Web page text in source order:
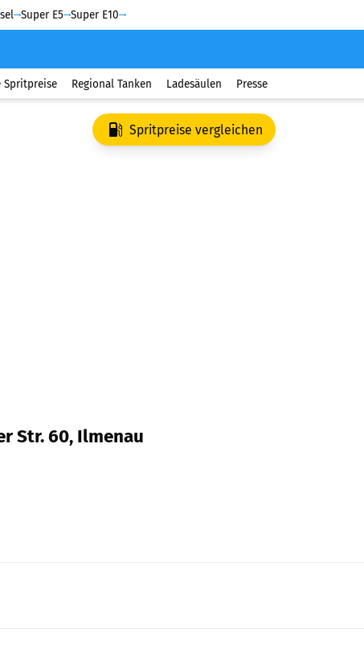
Super E5 Super E10
Spritpreise Regional Tanken Ladesäulen Presse
Spritpreise vergleichen
Str. 60, Ilmenau